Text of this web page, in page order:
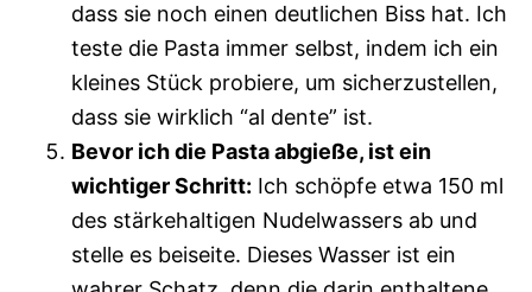
dass sie noch einen deutlichen Biss hat. Ich
teste die Pasta immer selbst, indem ich ein
kleines Stück probiere, um sicherzustellen,
dass sie wirklich “al dente” ist.
Bevor ich die Pasta abgieße, ist ein
wichtiger Schritt: Ich schöpfe etwa 150 ml
des stärkehaltigen Nudelwassers ab und
stelle es beiseite. Dieses Wasser ist ein